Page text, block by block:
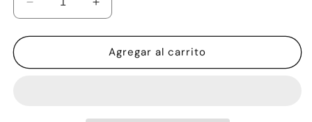
Reducir
cantidad
para
de
Aumentar
cantidad
para
Corepack
de
Agregar al carrito